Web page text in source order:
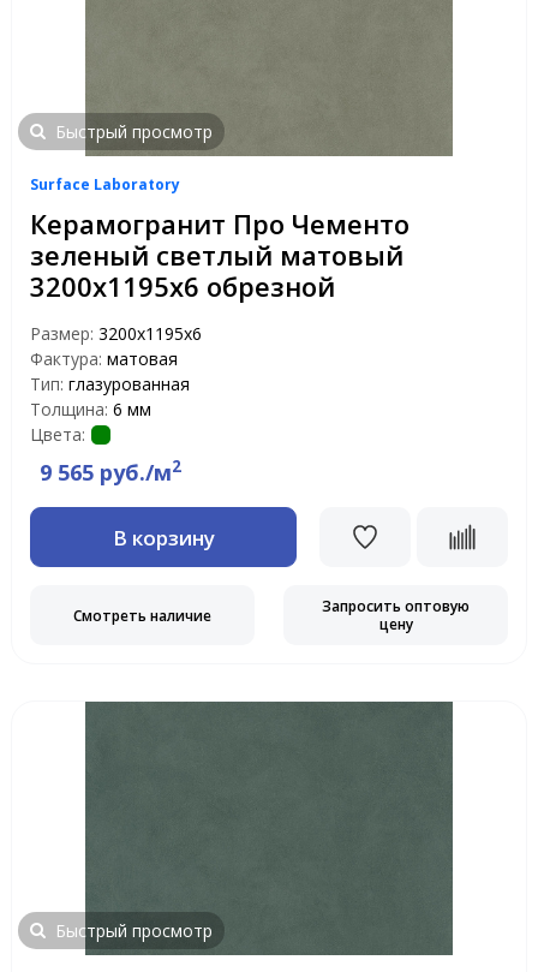
Быстрый просмотр
Surface Laboratory
Керамогранит Про Чементо
зеленый светлый матовый
3200х1195х6 обрезной
Размер: 3200х1195х6
Фактура: матовая
Тип: глазурованная
Толщина: 6 мм
Цвета:
9 565 руб./м2
В корзину
Смотреть наличие
Запросить оптовую
цену
Быстрый просмотр